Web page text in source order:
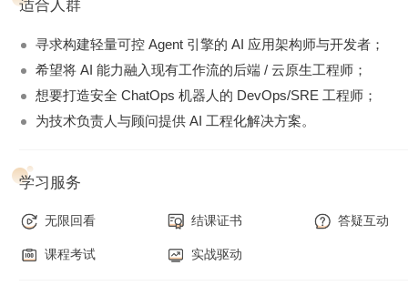
打造强扩展性的 Tool Registry。深刻贯彻极简工具哲学，手写
支持多级模糊匹配的健壮 Edit 工具，并利用 Go 的并发特性压
榨出并行工具执行的性能极限。
这是决定 Agent 智商的生命线。我们将实现系统提示词的动态
是，摒弃复杂的内部状态机，把“记忆”与“待办”完全外部化为
本地的文件系统。
寻求构建轻量可控 Agent 引擎的 AI 应用架构师与开发者；
希望将 AI 能力融入现有工作流的后端 / 云原生工程师；
想要打造安全 ChatOps 机器人的 DevOps/SRE 工程师；
为技术负责人与顾问提供 AI 工程化解决方案。
学习服务
无限回看 结课证书 答疑互动
课程考试 实战驱动